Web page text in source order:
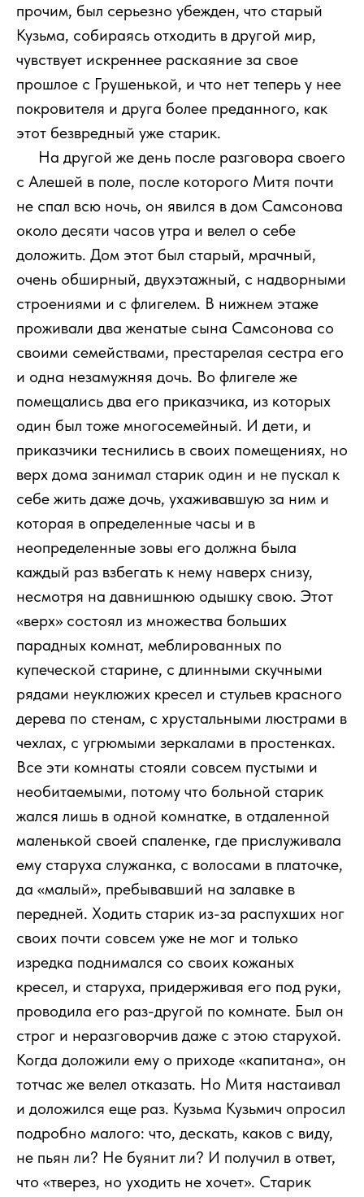
прочим, был серьезно убежден, что старый
Кузьма, собираясь отходить в другой мир,
чувствует искреннее раскаяние за свое
прошлое с Грушенькой, и что нет теперь у нее
покровителя и друга более преданного, как
этот безвредный уже старик.
На другой же день после разговора своего
с Алешей в поле, после которого Митя почти
не спал всю ночь, он явился в дом Самсонова
около десяти часов утра и велел о себе
доложить. Дом этот был старый, мрачный,
очень обширный, двухэтажный, с надворными
строениями и с флигелем. В нижнем этаже
проживали два женатые сына Самсонова со
своими семействами, престарелая сестра его
и одна незамужняя дочь. Во флигеле же
помещались два его приказчика, из которых
один был тоже многосемейный. И дети, и
приказчики теснились в своих помещениях, но
верх дома занимал старик один и не пускал к
себе жить даже дочь, ухаживавшую за ним и
которая в определенные часы и в
неопределенные зовы его должна была
каждый раз взбегать к нему наверх снизу,
несмотря на давнишнюю одышку свою. Этот
«верх» состоял из множества больших
парадных комнат, меблированных по
купеческой старине, с длинными скучными
рядами неуклюжих кресел и стульев красного
дерева по стенам, с хрустальными люстрами в
чехлах, с угрюмыми зеркалами в простенках.
Все эти комнаты стояли совсем пустыми и
необитаемыми, потому что больной старик
жался лишь в одной комнатке, в отдаленной
маленькой своей спаленке, где прислуживала
ему старуха служанка, с волосами в платочке,
да «малый», пребывавший на залавке в
передней. Ходить старик из-за распухших ног
своих почти совсем уже не мог и только
изредка поднимался со своих кожаных
кресел, и старуха, придерживая его под руки,
проводила его раз-другой по комнате. Был он
строг и неразговорчив даже с этою старухой.
Когда доложили ему о приходе «капитана», он
тотчас же велел отказать. Но Митя настаивал
и доложился еще раз. Кузьма Кузьмич опросил
подробно малого: что, дескать, каков с виду,
не пьян ли? Не буянит ли? И получил в ответ,
что «тверез, но уходить не хочет». Старик